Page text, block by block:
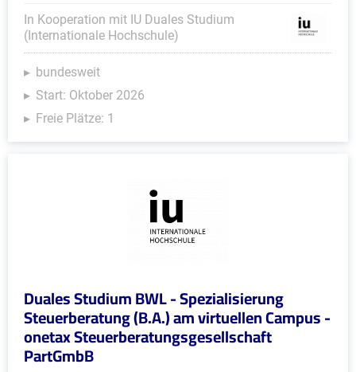
In Kooperation mit IU Duales Studium
(Internationale Hochschule)
bundesweit
Start: Oktober 2026
Freie Plätze: 1
Duales Studium BWL - Spezialisierung
Steuerberatung (B.A.) am virtuellen Campus -
onetax Steuerberatungsgesellschaft
PartGmbB